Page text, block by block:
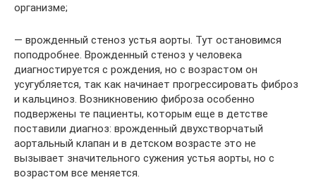
организме;
— врожденный стеноз устья аорты. Тут остановимся
поподробнее. Врожденный стеноз у человека
диагностируется с рождения, но с возрастом он
усугубляется, так как начинает прогрессировать фиброз
и кальциноз. Возникновению фиброза особенно
подвержены те пациенты, которым еще в детстве
поставили диагноз: врожденный двухстворчатый
аортальный клапан и в детском возрасте это не
вызывает значительного сужения устья аорты, но с
возрастом все меняется.